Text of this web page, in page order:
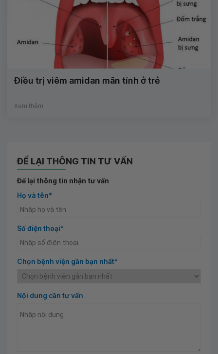
Điều trị viêm amidan mãn tính ở trẻ
Xem thêm
ĐỂ LẠI THÔNG TIN TƯ VẤN
Để lại thông tin nhận tư vấn
Họ và tên*
Số điện thoại*
Chọn bệnh viện gần bạn nhất*
Nội dung cần tư vấn